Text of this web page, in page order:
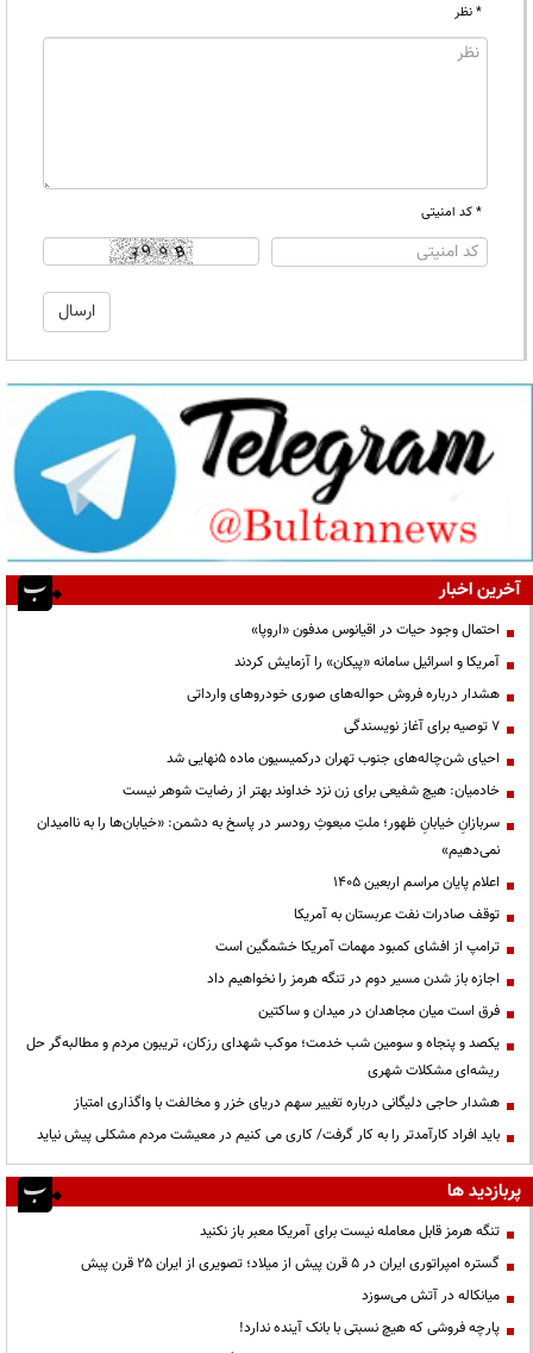
* نظر
* کد امنیتی
آخرین اخبار
احتمال وجود حیات در اقیانوس مدفون «اروپا»
آمریکا و اسرائیل سامانه «پیکان» را آزمایش کردند
هشدار درباره فروش حواله‌های صوری خودروهای وارداتی
۷ توصیه برای آغاز نویسندگی
احیای شن‌چاله‌های جنوب تهران درکمیسیون ماده ۵نهایی شد
خادمیان: هیچ شفیعی برای زن نزد خداوند بهتر از رضایت شوهر نیست
سربازانِ خیابانِ ظهور؛ ملتِ مبعوثِ رودسر در پاسخ به دشمن: «خیابان‌ها را به ناامیدان
نمی‌دهیم»
اعلام پایان مراسم اربعین ۱۴۰۵
توقف صادرات نفت عربستان به آمریکا
ترامپ از افشای کمبود مهمات آمریکا خشمگین است
اجازه باز شدن مسیر دوم در تنگه هرمز را نخواهیم داد
فرق است میان مجاهدان در میدان و ساکتین
یکصد و پنجاه و سومین شب خدمت؛ موکب شهدای رزکان، تریبون مردم و مطالبه‌گر حل
ریشه‌ای مشکلات شهری
هشدار حاجی دلیگانی درباره تغییر سهم دریای خزر و مخالفت با واگذاری امتیاز
باید افراد کارآمدتر را به کار گرفت/ کاری می کنیم در معیشت مردم مشکلی پیش نیاید
پربازدید ها
تنگه هرمز قابل معامله نیست برای آمریکا معبر باز نکنید
گستره امپراتوری ایران در ۵ قرن پیش از میلاد؛ تصویری از ایران ۲۵ قرن پیش
میانکاله در آتش می‌سوزد
پارچه فروشی که هیچ نسبتی با بانک آینده ندارد!